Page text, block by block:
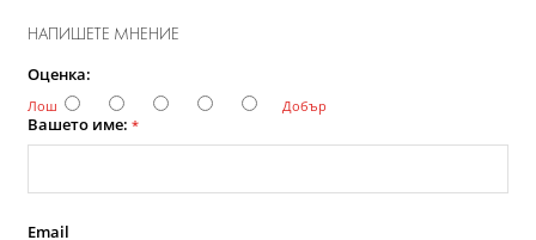
НАПИШЕТЕ МНЕНИЕ
Оценка:
Лош Добър
Вашето име: *
Email